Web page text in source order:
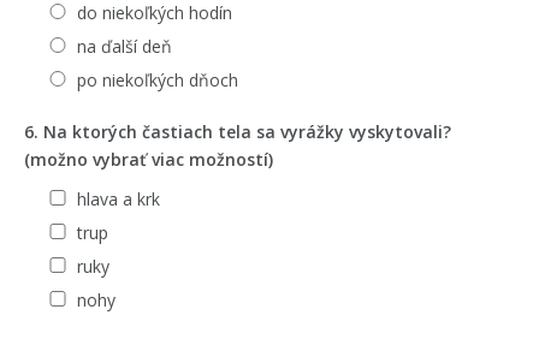
do niekoľkých hodín
na ďalší deň
po niekoľkých dňoch
6. Na ktorých častiach tela sa vyrážky vyskytovali?
(možno vybrať viac možností)
hlava a krk
trup
ruky
nohy